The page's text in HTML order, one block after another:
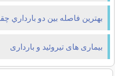
بهترين فاصله بين دو بارداري
بیماری های تیروئید و بارداری